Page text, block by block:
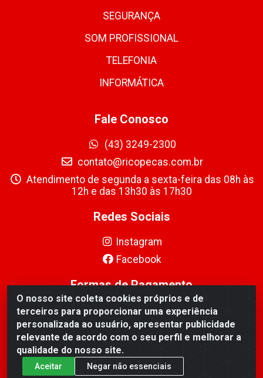
O nosso site coleta cookies próprios e de
terceiros para proporcionar uma experiência
personalizada ao usuário, apresentar publicidade
relevante de acordo com o seu perfil e melhorar a
qualidade do nosso site.
Aceitar Negar não essenciais
SEGURANÇA
SOM PROFISSIONAL
TELEFONIA
INFORMÁTICA
Fale Conosco
(43) 3249-2300
contato@ricopecas.com.br
Atendimento de segunda a sexta-feira das 08h às
12h e das 13h30 às 17h30
Redes Sociais
Instagram
Facebook
Formas de Pagamento
Ricopeças Comércio de componentes Eletrônicos Ltda - Rua
Alicio Francisco Mafra, 968 - Jardim Taroba, Cambé/PR - CEP